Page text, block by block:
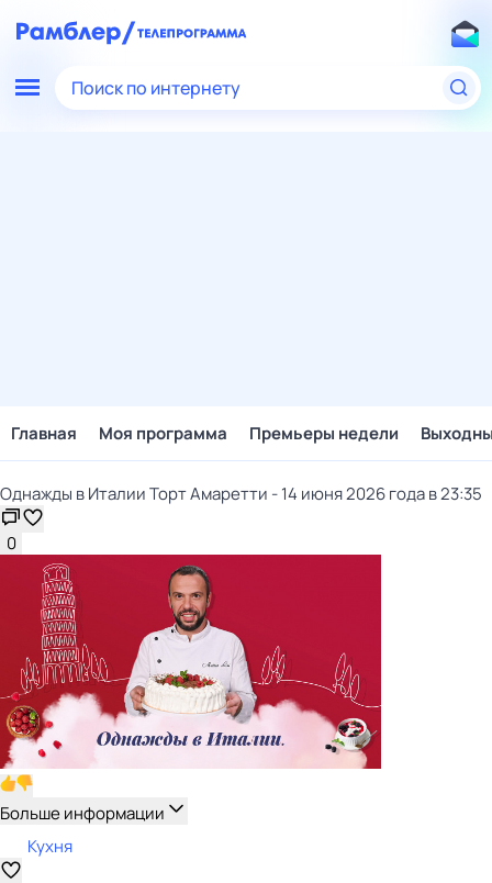
Поиск по интернету
Главная Моя программа Премьеры недели
Однажды в Италии Торт Амаретти - 14 июня 2026 года в 23:35
0
Больше информации
Кухня